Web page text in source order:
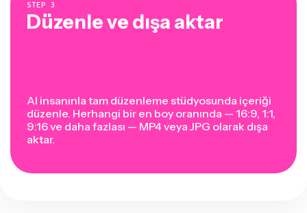
STEP 3
Düzenle ve dışa aktar
AI insanınla tam düzenleme stüdyosunda içeriği
düzenle. Herhangi bir en boy oranında — 16:9, 1:1,
9:16 ve daha fazlası — MP4 veya JPG olarak dışa
aktar.